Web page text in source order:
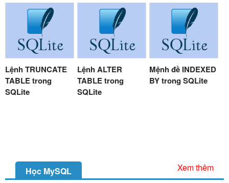
Lệnh TRUNCATE
TABLE trong
SQLite
Lệnh ALTER
TABLE trong
SQLite
Mệnh đề INDEXED
BY trong SQLite
Học MySQL Xem thêm